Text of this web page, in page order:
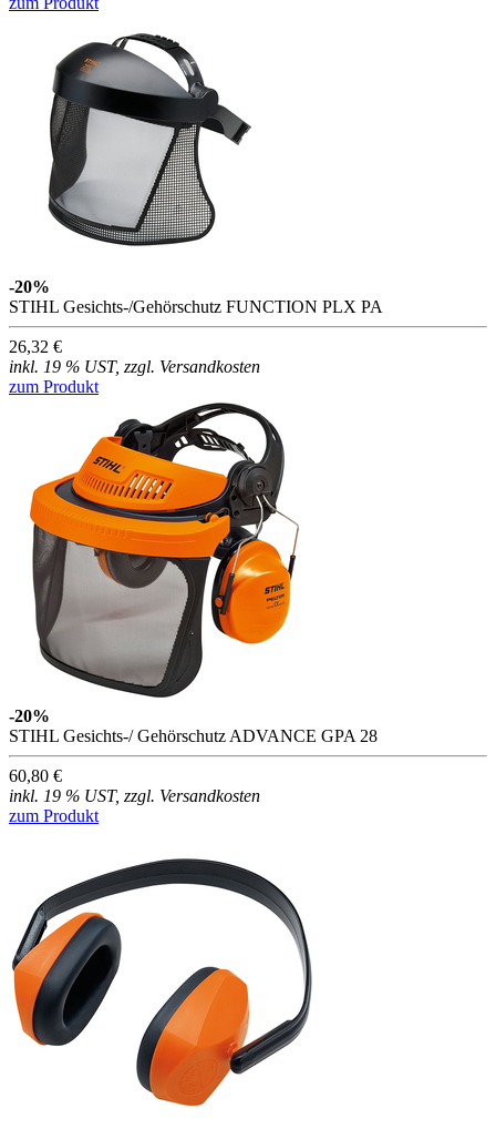
-20%
STIHL Gesichts-/Gehörschutz FUNCTION PLX PA
26,32 €
inkl. 19 % UST, zzgl. Versandkosten
zum Produkt
-20%
STIHL Gesichts-/ Gehörschutz ADVANCE GPA 28
60,80 €
inkl. 19 % UST, zzgl. Versandkosten
zum Produkt